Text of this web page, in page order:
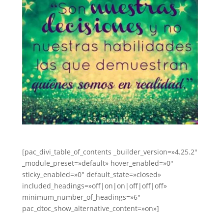
[pac_divi_table_of_contents _builder_version=»4.25.2″
_module_preset=»default» hover_enabled=»0″
sticky_enabled=»0″ default_state=»closed»
included_headings=»off|on|on|off|off|off»
minimum_number_of_headings=»6″
pac_dtoc_show_alternative_content=»on»]